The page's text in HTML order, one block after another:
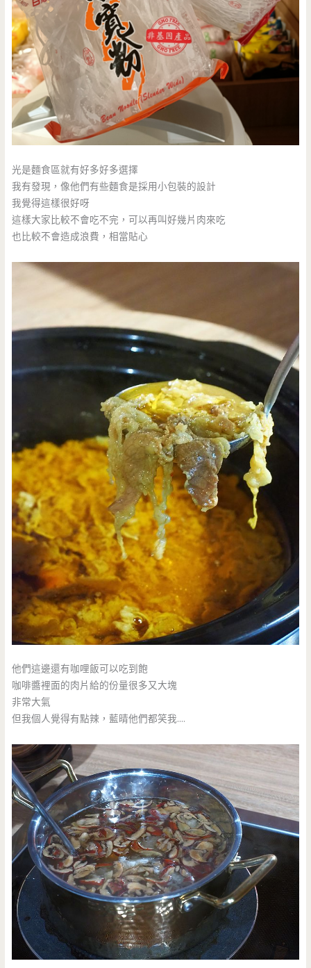
光是麵食區就有好多好多選擇
我有發現，像他們有些麵食是採用小包裝的設計
我覺得這樣很好呀
這樣大家比較不會吃不完，可以再叫好幾片肉來吃
也比較不會造成浪費，相當貼心
他們這邊還有咖哩飯可以吃到飽
咖啡醬裡面的肉片給的份量很多又大塊
非常大氣
但我個人覺得有點辣，藍晴他們都笑我….